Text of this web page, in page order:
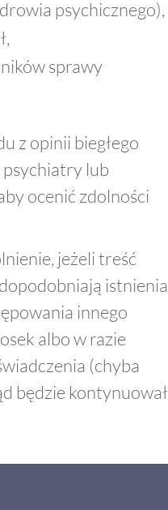
psychicznego),
sprawy
z opinii biegłego
psychiatry lub
ocenić zdolności
jeżeli treść
istnienia
innego
albo w razie
(chyba
będzie kontynuował